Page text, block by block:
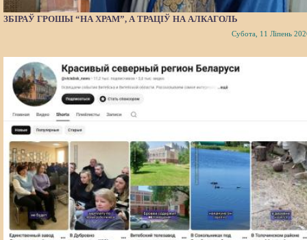
ЗБІРАЎ ГРОШЫ “НА ХРАМ”, А ТРАЦІЎ НА АЛКАГОЛЬ
Субота, 11 Ліпень